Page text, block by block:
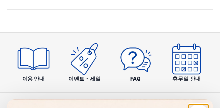
이용 안내 이벤트・세일 FAQ 휴무일 안내